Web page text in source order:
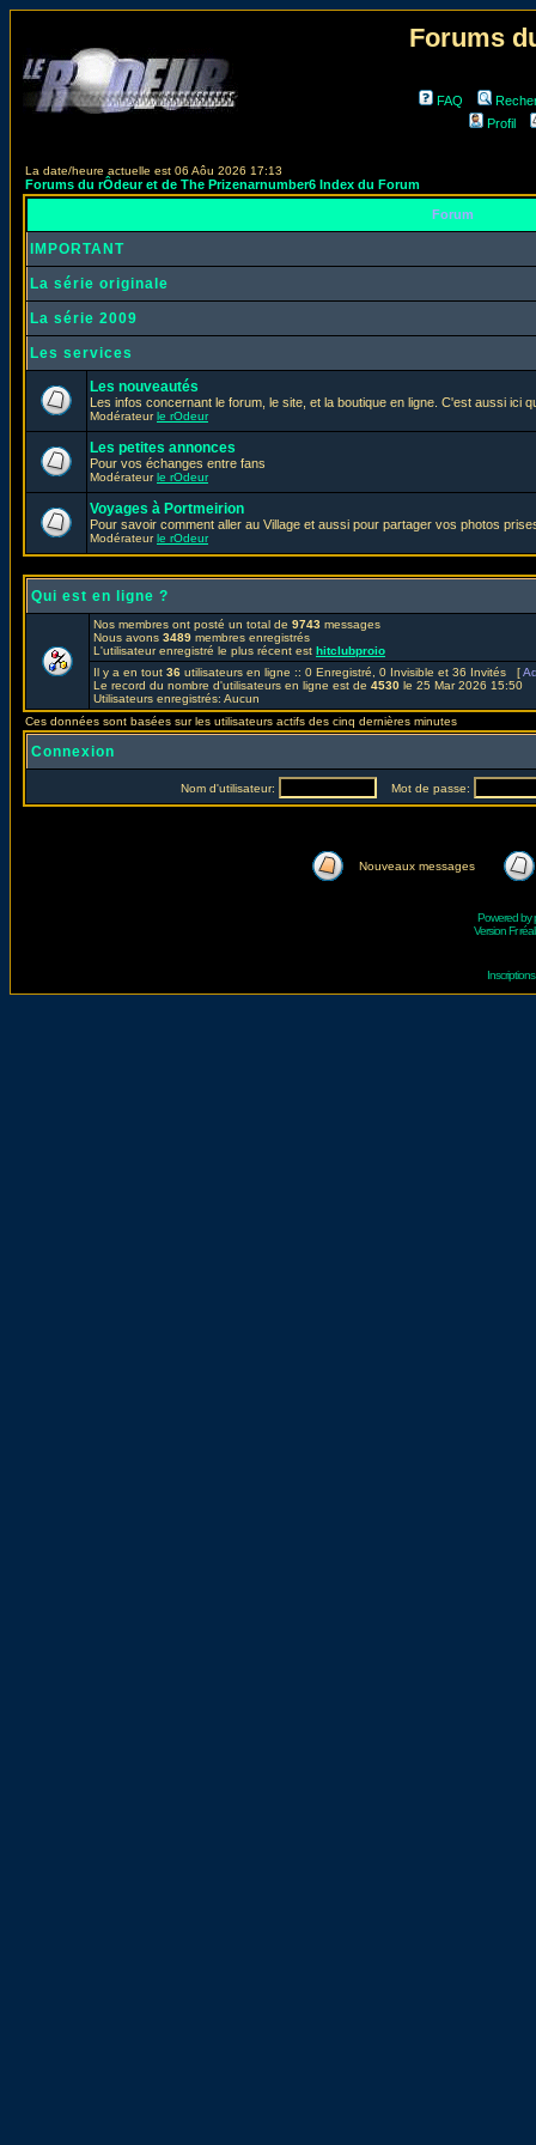
Forums
FAQ
Profil
La date/heure actuelle est 06 Aôu 2026 17:13
Forums du rÔdeur et de The Prizenarnumber6 Index du Forum
Forum
IMPORTANT
La série originale
La série 2009
Les services
Les nouveautés
Les infos concernant le forum, le site, et la boutique en ligne. C'est aussi ici
Modérateurle rOdeur
Les petites annonces
Pour vos échanges entre fans
Modérateurle rOdeur
Voyages à Portmeirion
Pour savoir comment aller au Village et aussi pour partager vos photos
Modérateurle rOdeur
Qui est en ligne ?
Nos membres ont posté un total de 9743 messages
Nous avons 3489 membres enregistrés
L'utilisateur enregistré le plus récent est hitclubproio
Il y a en tout 36 utilisateurs en ligne :: 0 Enregistré, 0 Invisible et 36 Invités [
Le record du nombre d'utilisateurs en ligne est de 4530 le 25 Mar 2026 15:50
Utilisateurs enregistrés: Aucun
Ces données sont basées sur les utilisateurs actifs des cinq dernières minutes
Connexion
Nom d'utilisateur: Mot de passe:
Nouveaux messages
Powered by
Version Fr